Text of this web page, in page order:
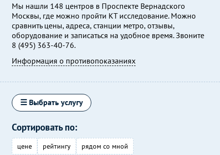
Мы нашли 148 центров в Проспекте Вернадского
Москвы, где можно пройти КТ исследование. Можно
сравнить цены, адреса, станции метро, отзывы,
оборудование и записаться на удобное время. Звоните
8 (495) 363-40-76.
Информация о противопоказаниях
☰ Выбрать услугу
Сортировать по:
цене рейтингу рядом со мной